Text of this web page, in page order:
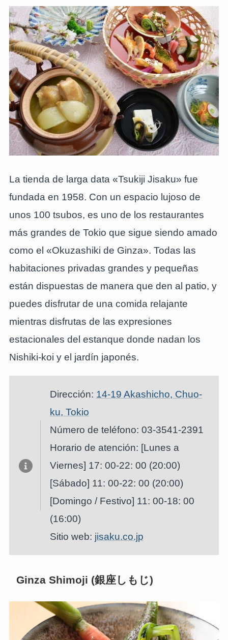
La tienda de larga data «Tsukiji Jisaku» fue
fundada en 1958. Con un espacio lujoso de
unos 100 tsubos, es uno de los restaurantes
más grandes de Tokio que sigue siendo amado
como el «Okuzashiki de Ginza». Todas las
habitaciones privadas grandes y pequeñas
están dispuestas de manera que den al patio, y
puedes disfrutar de una comida relajante
mientras disfrutas de las expresiones
estacionales del estanque donde nadan los
Nishiki-koi y el jardín japonés.
Dirección: 14-19 Akashicho, Chuo-
ku, Tokio
Número de teléfono: 03-3541-2391
Horario de atención: [Lunes a
Viernes] 17: 00-22: 00 (20:00)
[Sábado] 11: 00-22: 00 (20:00)
[Domingo / Festivo] 11: 00-18: 00
(16:00)
Sitio web: jisaku.co.jp
Ginza Shimoji (銀座しもじ)